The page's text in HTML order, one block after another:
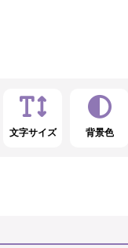
文字サイズ 背景色